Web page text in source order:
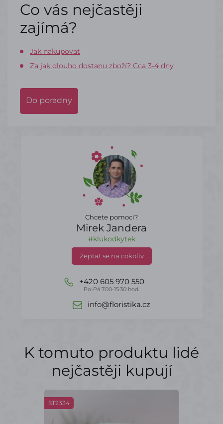
Co vás nejčastěji
zajímá?
Jak nakupovat
Za jak dlouho dostanu zboží? Cca 3-4 dny
Do poradny
Chcete pomoci?
Mirek Jandera
#klukodkytek
Zeptat se na cokoliv
+420 605 970 550
Po-Pá 7.00-15.30 hod.
info@floristika.cz
K tomuto produktu lidé
nejčastěji kupují
ST2334